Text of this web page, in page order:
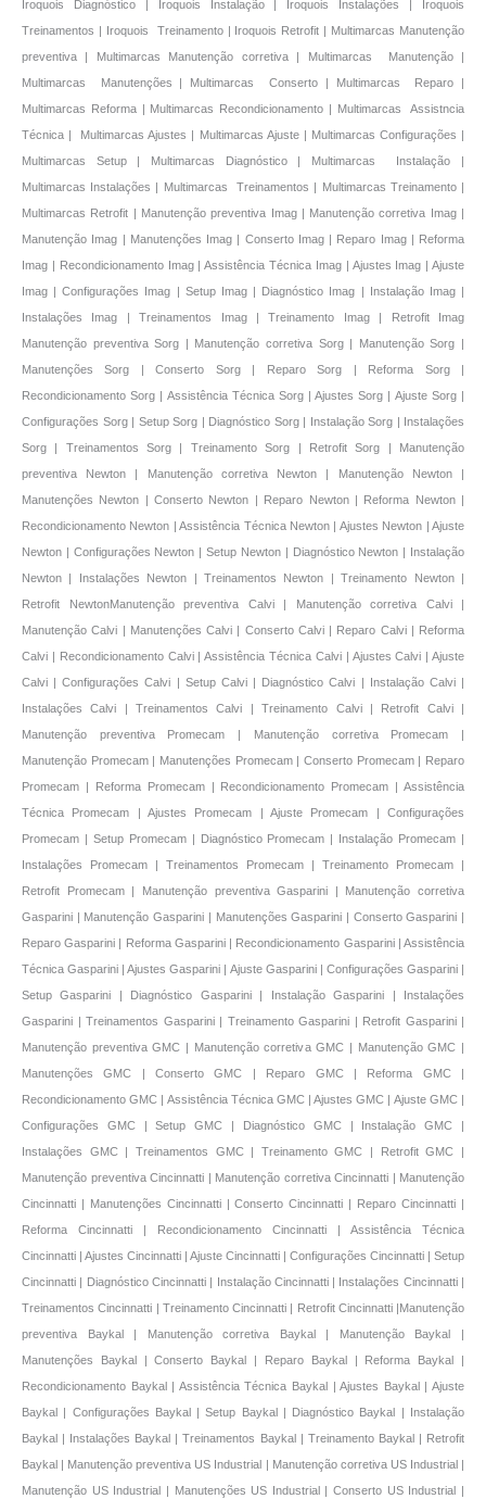
Manutenção
preventiva Baykal | Manutenção corretiva Baykal | Manutenção Baykal |
Manutenções Baykal | Conserto Baykal | Reparo Baykal | Reforma Baykal |
Recondicionamento Baykal | Assistência Técnica Baykal | Ajustes Baykal | Ajuste
Baykal | Configurações Baykal | Setup Baykal | Diagnóstico Baykal | Instalação
Baykal | Instalações Baykal | Treinamentos Baykal | Treinamento Baykal | Retrofit
Baykal | Manutenção preventiva US Industrial | Manutenção corretiva US Industrial |
Manutenção US Industrial | Manutenções US Industrial | Conserto US Industrial |